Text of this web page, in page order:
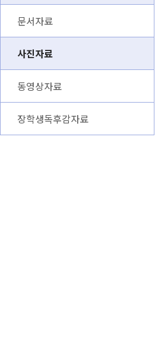
문서자료
사진자료
동영상자료
장학생독후감자료